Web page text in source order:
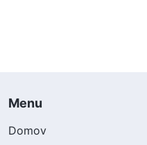
Menu
Domov